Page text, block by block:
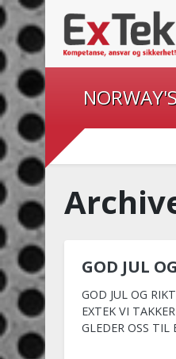
GOD JUL
GOD JUL OG
EXTEK VI
GLEDER OSS TIL